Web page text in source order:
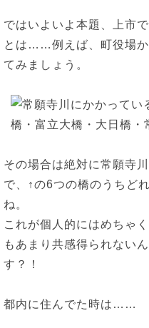
ではいよいよ本題、上市
とは……例えば、町役場か
てみましょう。
その場合は絶対に常願寺
で、↑の6つの橋のうちど
ね。
これが個人的にはめちゃ
もあまり共感得られない
す？！
都内に住んでた時は……